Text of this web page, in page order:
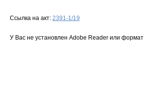
Ссылка на акт: 2391-1/19
У Вас не установлен Adobe Reader или